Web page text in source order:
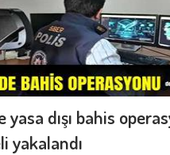
yasa dışı bahis
yakalandı